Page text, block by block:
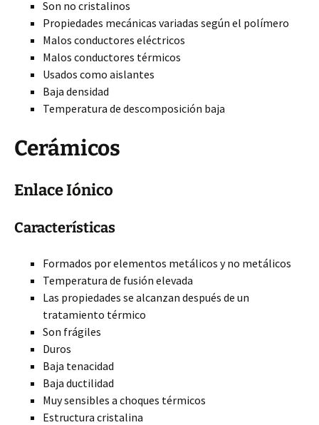
Son no cristalinos
Propiedades mecánicas variadas según el polímero
Malos conductores eléctricos
Malos conductores térmicos
Usados como aislantes
Baja densidad
Temperatura de descomposición baja
Cerámicos
Enlace Iónico
Características
Formados por elementos metálicos y no metálicos
Temperatura de fusión elevada
Las propiedades se alcanzan después de un
tratamiento térmico
Son frágiles
Duros
Baja tenacidad
Baja ductilidad
Muy sensibles a choques térmicos
Estructura cristalina